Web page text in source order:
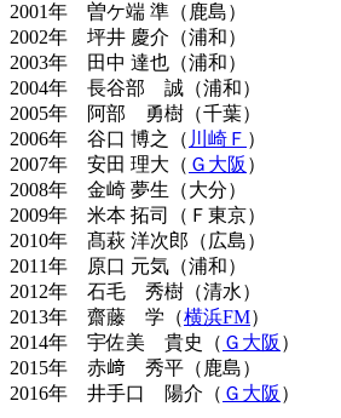
2001年 曽ケ端 準（鹿島）
2002年 坪井 慶介（浦和）
2003年 田中 達也（浦和）
2004年 長谷部 誠（浦和）
2005年 阿部 勇樹（千葉）
2006年 谷口 博之（ 川崎Ｆ ）
2007年 安田 理大（ Ｇ大阪 ）
2008年 金崎 夢生（大分）
2009年 米本 拓司（Ｆ東京）
2010年 髙萩 洋次郎（広島）
2011年 原口 元気（浦和）
2012年 石毛 秀樹（清水）
2013年 齋藤 学（横浜FM）
2014年 宇佐美 貴史（ Ｇ大阪 ）
2015年 赤﨑 秀平（鹿島）
2016年 井手口 陽介（ Ｇ大阪 ）